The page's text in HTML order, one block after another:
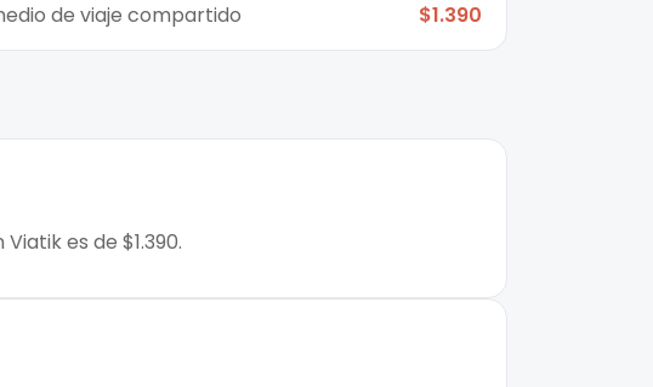
de viaje compartido $1.390
es de $1.390.